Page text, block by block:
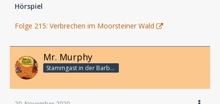
Hörspiel
Folge 215: Verbrechen im Moorsteiner Wald
Mr. Murphy
Stammgast in der Barbarabar